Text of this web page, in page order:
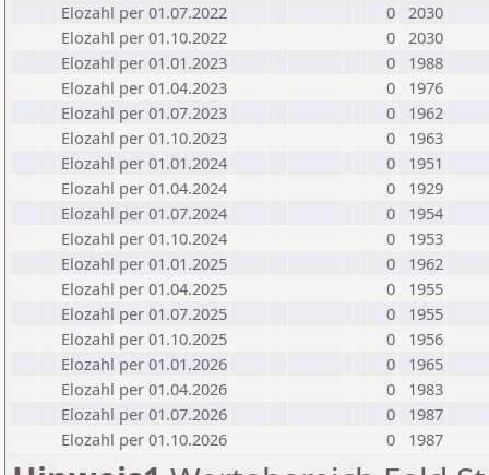
Elozahl per 01.07.2022
0 2030
Elozahl per 01.10.2022
0 2030
Elozahl per 01.01.2023
0
1988
Elozahl per 01.04.2023
0
1976
Elozahl per 01.07.2023
0
1962
Elozahl per 01.10.2023
0
1963
Elozahl per 01.01.2024
0
1951
Elozahl per 01.04.2024
0
1929
Elozahl per 01.07.2024
0
1954
Elozahl per 01.10.2024
0
1953
Elozahl per 01.01.2025
0
1962
Elozahl per 01.04.2025
0
1955
Elozahl per 01.07.2025
0
1955
Elozahl per 01.10.2025
0
1956
Elozahl per 01.01.2026
0
1965
Elozahl per 01.04.2026
0
1983
Elozahl per 01.07.2026
0
1987
Elozahl per 01.10.2026
0 1987